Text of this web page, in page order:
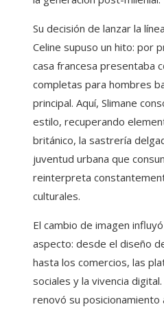
Su decisión de lanzar la
Celine supuso un hito: por
casa francesa presentaba
completas para hombres
principal. Aquí, Slimane
estilo, recuperando
británico, la sastrería
juventud urbana que
reinterpreta
culturales.
El cambio de imagen
aspecto: desde el diseño
hasta los comercios, las
sociales y la vivencia digital.
renovó su posicionamiento